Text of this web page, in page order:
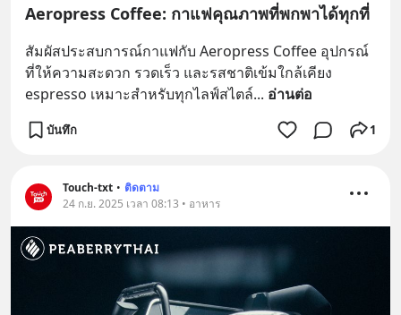
Aeropress Coffee: กาแฟคุณภาพที่พกพาได้ทุกที่
สัมผัสประสบการณ์กาแฟกับ Aeropress Coffee อุปกรณ์
ที่ให้ความสะดวก รวดเร็ว และรสชาติเข้มใกล้เคียง
espresso เหมาะสำหรับทุกไลฟ์สไตล์... อ่านต่อ
บันทึก 1
Touch-txt • ติดตาม
24 ก.ย. 2025 เวลา 08:13 • อาหาร